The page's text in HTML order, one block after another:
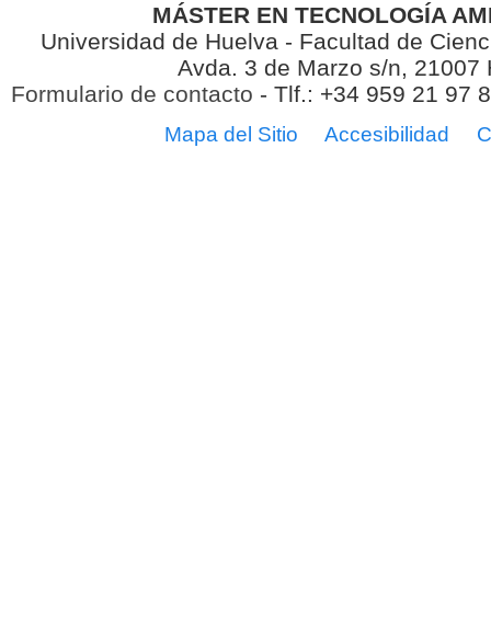
MÁSTER EN TECNOLOGÍA
Universidad de Huelva - Facultad de
Avda. 3 de Marzo s/n, 21007
Formulario de contacto - Tlf.: +34 959 21 97
Mapa del Sitio Accesibilidad